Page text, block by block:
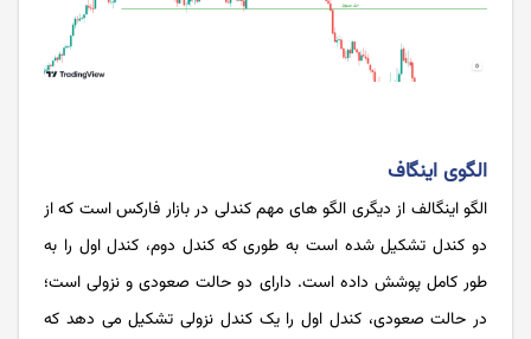
الگوی اینگاف
الگو اینگالف از دیگری الگو های مهم کندلی در بازار فارکس است که از
دو کندل تشکیل شده است به طوری که کندل دوم، کندل اول را به
طور کامل پوشش داده است. دارای دو حالت صعودی و نزولی است؛
در حالت صعودی، کندل اول را یک کندل نزولی تشکیل می دهد که